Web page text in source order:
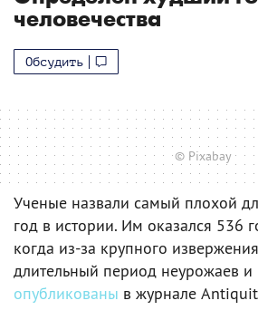
человечества
Обсудить
© Pixabay
Ученые назвали самый плохой
год в истории. Им оказался 536
когда из-за крупного
длительный период неурожаев и
опубликованы в журнале